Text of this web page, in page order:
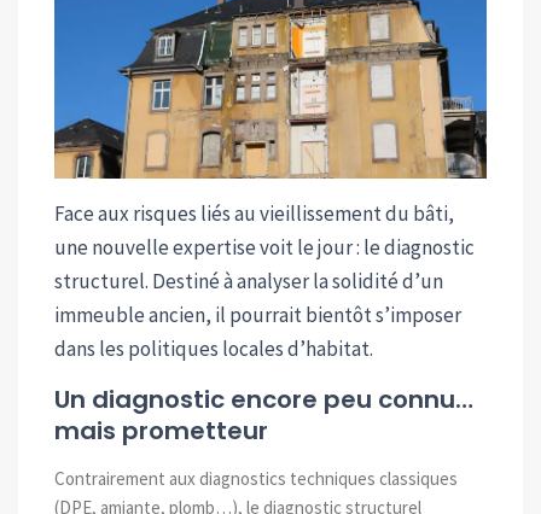
Face aux risques liés au vieillissement du bâti,
une nouvelle expertise voit le jour : le diagnostic
structurel. Destiné à analyser la solidité d’un
immeuble ancien, il pourrait bientôt s’imposer
dans les politiques locales d’habitat.
Un diagnostic encore peu connu…
mais prometteur
Contrairement aux diagnostics techniques classiques
(DPE, amiante, plomb…), le diagnostic structurel